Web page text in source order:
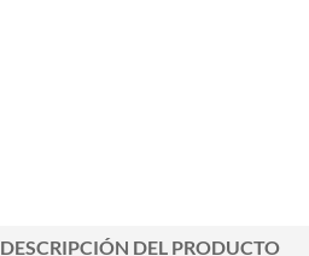
DESCRIPCIÓN DEL PRODUCTO